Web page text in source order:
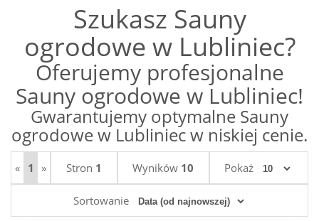
Szukasz Sauny
ogrodowe w Lubliniec?
Oferujemy profesjonalne
Sauny ogrodowe w Lubliniec!
Gwarantujemy optymalne Sauny
ogrodowe w Lubliniec w niskiej cenie.
« 1 » Stron 1 Wyników 10 Pokaż
Sortowanie